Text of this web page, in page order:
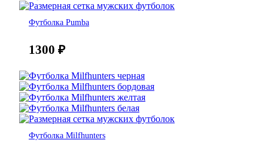
Футболка Pumba
1300 ₽
Футболка Milfhunters